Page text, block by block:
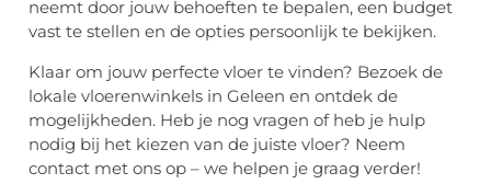
neemt door jouw behoeften te bepalen, een budget
vast te stellen en de opties persoonlijk te bekijken.
Klaar om jouw perfecte vloer te vinden? Bezoek de
lokale vloerenwinkels in Geleen en ontdek de
mogelijkheden. Heb je nog vragen of heb je hulp
nodig bij het kiezen van de juiste vloer? Neem
contact met ons op – we helpen je graag verder!